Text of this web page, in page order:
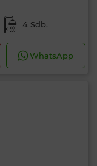
4 Sdb.
WhatsApp